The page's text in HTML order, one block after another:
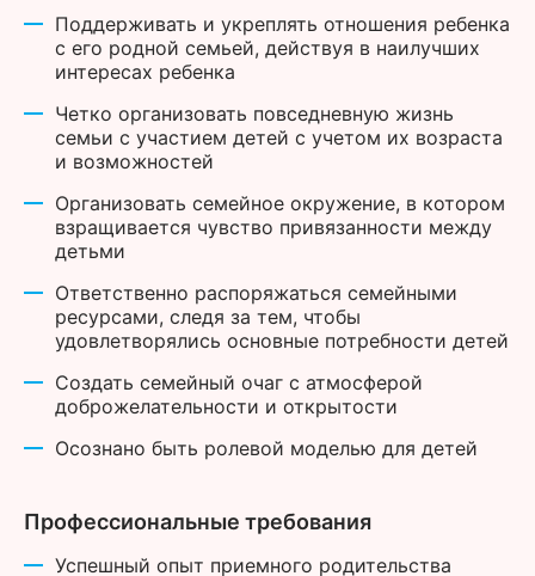
Поддерживать и укреплять отношения ребенка
с его родной семьей, действуя в наилучших
интересах ребенка
Четко организовать повседневную жизнь
семьи с участием детей с учетом их возраста
и возможностей
Организовать семейное окружение, в котором
взращивается чувство привязанности между
детьми
Ответственно распоряжаться семейными
ресурсами, следя за тем, чтобы
удовлетворялись основные потребности детей
Создать семейный очаг с атмосферой
доброжелательности и открытости
Осознано быть ролевой моделью для детей
Профессиональные требования
Успешный опыт приемного родительства